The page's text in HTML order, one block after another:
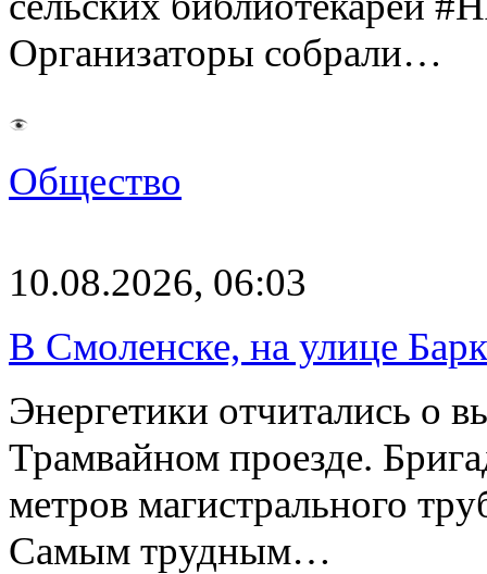
Организаторы собрали…
Общество
10.08.2026, 06:03
В Смоленске, на улице
Энергетики отчитались о
Трамвайном проезде.
метров магистрального
Самым трудным…